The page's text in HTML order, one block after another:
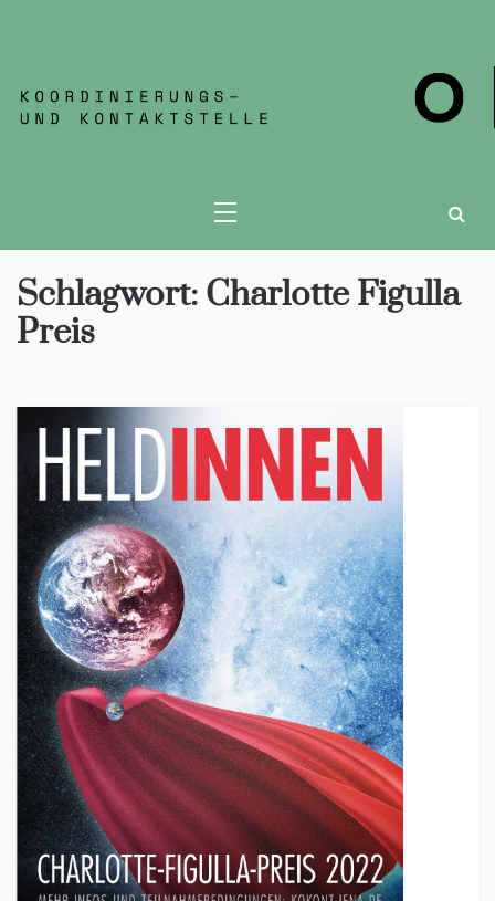
Schlagwort: Charlotte Figulla
Preis